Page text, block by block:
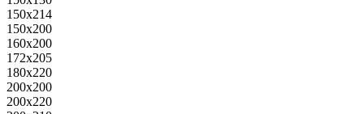
150х214
150х200
160х200
172х205
180х220
200х200
200х220